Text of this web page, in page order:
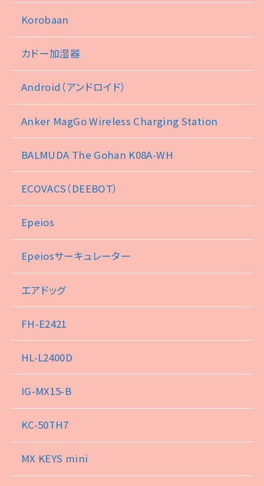
Korobaan
カドー加湿器
Android（アンドロイド）
Anker MagGo Wireless Charging Station
BALMUDA The Gohan K08A-WH
ECOVACS（DEEBOT）
Epeios
Epeiosサーキュレーター
エアドッグ
FH-E2421
HL-L2400D
IG-MX15-B
KC-50TH7
MX KEYS mini